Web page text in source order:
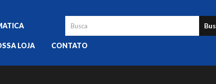
LOJA CONTATO